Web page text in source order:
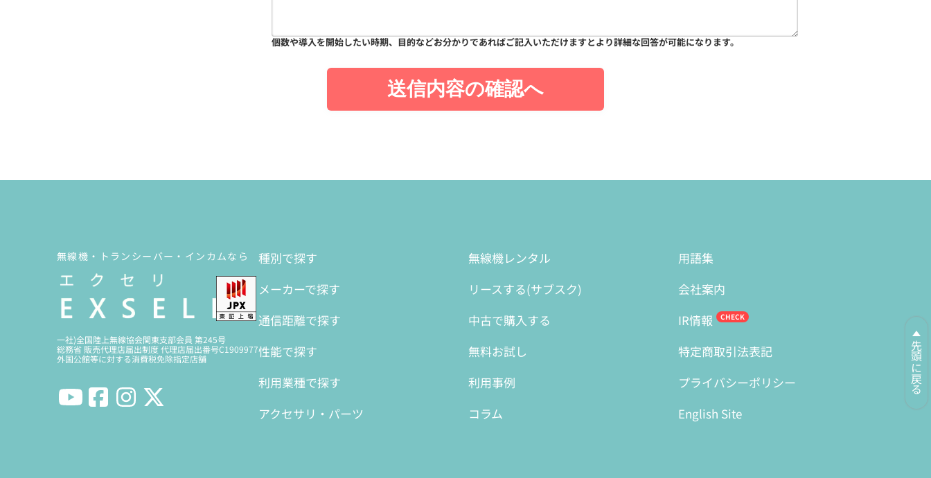
個数や導入を開始したい時期、目的などお分かりであればご記入いただけますとより詳細な回答が可能になります。
送信内容の確認へ
先頭に戻る
無線機・トランシーバー・インカムなら
一社)全国陸上無線協会関東支部会員 第245号
総務省 販売代理店届出制度 代理店届出番号C1909977
外国公館等に対する消費税免除指定店舗
種別で探す
メーカーで探す
通信距離で探す
性能で探す
利用業種で探す
アクセサリ・パーツ
無線機レンタル
リースする(サブスク)
中古で購入する
無料お試し
利用事例
コラム
用語集
会社案内
IR情報
特定商取引法表記
プライバシーポリシー
English Site